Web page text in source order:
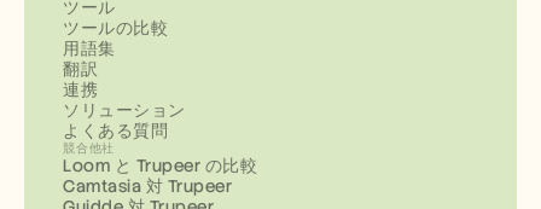
ツール
ツールの比較
用語集
翻訳
連携
ソリューション
よくある質問
競合他社
Loom と Trupeer の比較
Camtasia 対 Trupeer